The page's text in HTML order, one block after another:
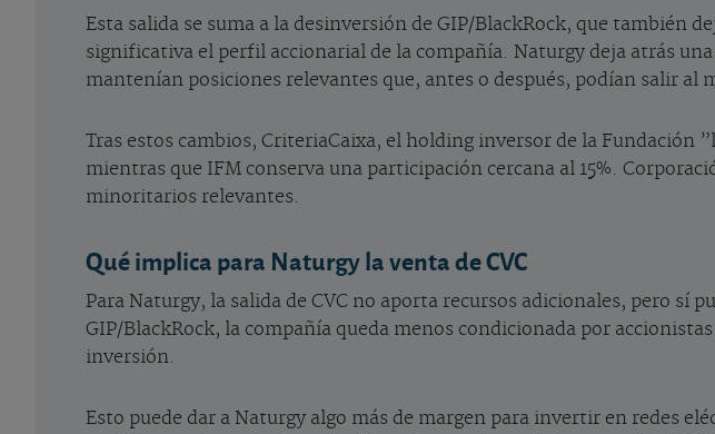
Esta salida se suma a la desinversión de GIP/BlackRock, que también
significativa el perfil accionarial de la compañía. Naturgy deja atrás
mantenían posiciones relevantes que, antes o después, podían salir al
Tras estos cambios, CriteriaCaixa, el holding inversor de la Fundación
mientras que IFM conserva una participación cercana al 15%.
minoritarios relevantes.
Qué implica para Naturgy la venta de CVC
Para Naturgy, la salida de CVC no aporta recursos adicionales, pero sí
GIP/BlackRock, la compañía queda menos condicionada por
inversión.
Esto puede dar a Naturgy algo más de margen para invertir en redes